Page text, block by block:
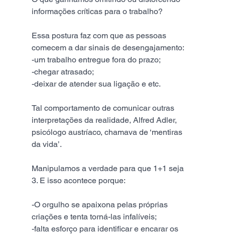
informações críticas para o trabalho?
Essa postura faz com que as pessoas
comecem a dar sinais de desengajamento:
-um trabalho entregue fora do prazo;
-chegar atrasado;
-deixar de atender sua ligação e etc.
Tal comportamento de comunicar outras
interpretações da realidade, Alfred Adler,
psicólogo austríaco, chamava de ‘mentiras
da vida’.
Manipulamos a verdade para que 1+1 seja
3. E isso acontece porque:
-O orgulho se apaixona pelas próprias
criações e tenta torná-las infalíveis;
-falta esforço para identificar e encarar os